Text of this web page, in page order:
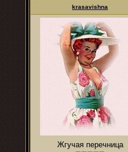
krasavishna
Жгучая перечница